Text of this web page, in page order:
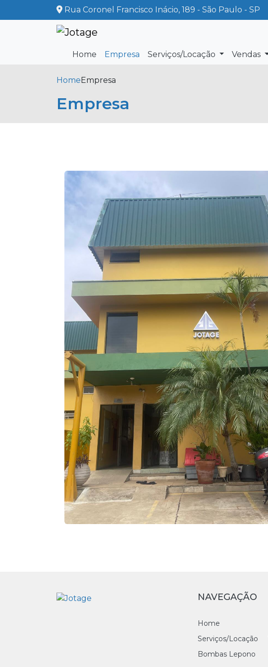
Rua Coronel Francisco Inácio, 189 - São Paulo - SP
Home Empresa Serviços/Locação Vendas
HomeEmpresa
Empresa
NAVEGAÇÃO
Home
Serviços/Locação
Bombas Lepono